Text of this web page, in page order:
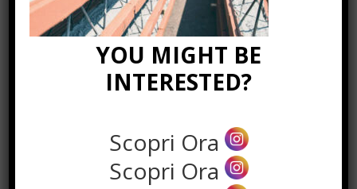
YOU MIGHT BE
INTERESTED?
Scopri Ora
Scopri Ora